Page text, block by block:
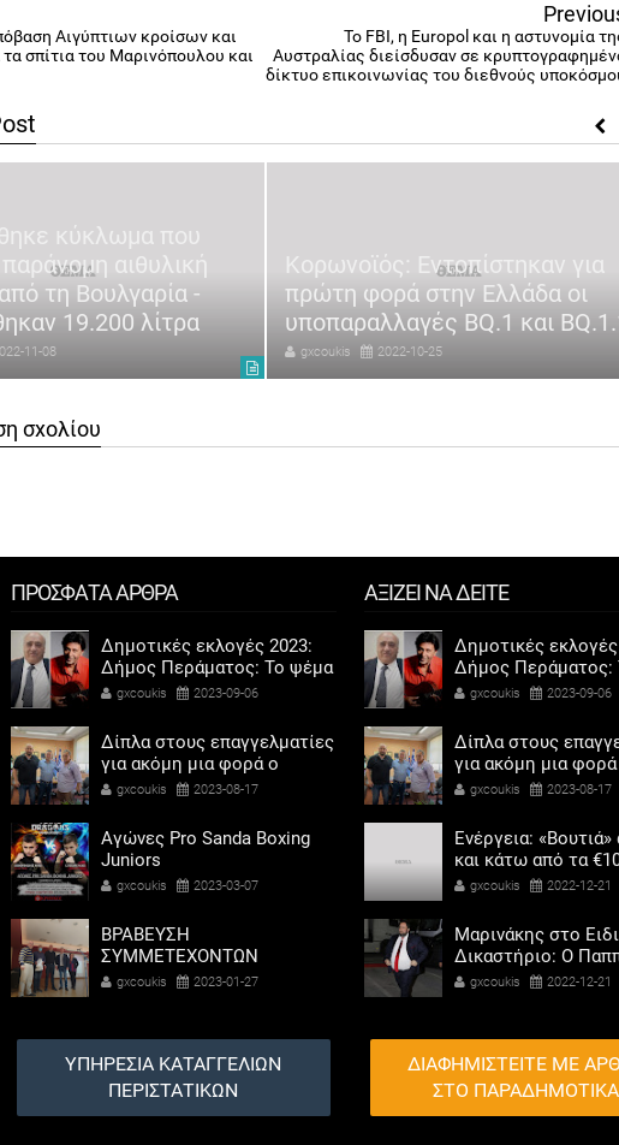
Αιγύπτιων κροίσων και
σπίτια του Μαρινόπουλου και
Το FBI, η Europol και η αστυνομία
Αυστραλίας διείσδυσαν σε
δίκτυο επικοινωνίας του διεθνούς
κύκλωμα που
αιθυλική
τη Βουλγαρία -
19.200 λίτρα
11-08
Κορωνοϊός: Εντοπίστηκαν για
πρώτη φορά στην Ελλάδα οι
υποπαραλλαγές BQ.1 και
gxcoukis 2022-10-25
σχολίου
ΠΡΟΣΦΑΤΑ ΑΡΘΡΑ
Δημοτικές εκλογές 2023:
Δήμος Περάματος: Το ψέμα
τελικά έχει κοντά ποδάρια
gxcoukis 2023-09-06
Δίπλα στους επαγγελματίες
για ακόμη μια φορά ο
Αντιδήμαρχος προσόδων
Καψοκόλης
gxcoukis 2023-08-17
Αγώνες Pro Sanda Boxing
Juniors
gxcoukis 2023-03-07
ΒΡΑΒΕΥΣΗ
ΣΥΜΜΕΤΕΧΟΝΤΩΝ
ΣΧΟΛΕΙΩΝ ΣΤΟΝ ΤΟΠΙΚΟ
gxcoukis 2023-01-27
ΥΠΗΡΕΣΙΑ ΚΑΤΑΓΓΕΛΙΩΝ
ΠΕΡΙΣΤΑΤΙΚΩΝ
ΑΞΙΖΕΙ ΝΑ ΔΕΙΤΕ
Δημοτικές
Δήμος Περάματος:
τελικά έχει κοντά
gxcoukis 2023-09-06
Δίπλα στους
για ακόμη μια
Αντιδήμαρχος
Καψοκόλης
gxcoukis 2023-08-17
Ενέργεια:
και κάτω από τα
η τιμή του φυσικού
gxcoukis 2022-12-21
Μαρινάκης στο
Δικαστήριο: Ο
ζήτησε να βοηθήσω
ΣΥΡΙΖΑ
gxcoukis 2022-12-21
ΔΙΑΦΗΜΙΣΤΕΙΤΕ ΜΕ
ΣΤΟ ΠΑΡΑΔΗΜΟΤΙΚΑ